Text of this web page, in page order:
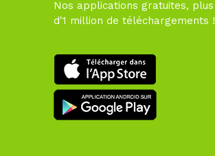
Nos applications gratuites, plus
d'1 million de téléchargements !